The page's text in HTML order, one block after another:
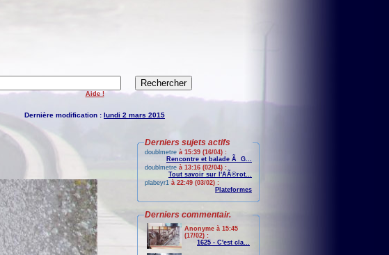
Aide !
Dernière modification : lundi 2 mars 2015
Derniers sujets actifs
doublmetre à 15:39 (16/04) :
Rencontre et balade Ã G...
doublmetre à 13:16 (02/04) :
Tout savoir sur l'AÃ©rot...
plabeyr1 à 22:49 (03/02) :
Plateformes
Derniers commentair.
Anonyme à 15:45
(17/02) :
1625 - C'est cla...